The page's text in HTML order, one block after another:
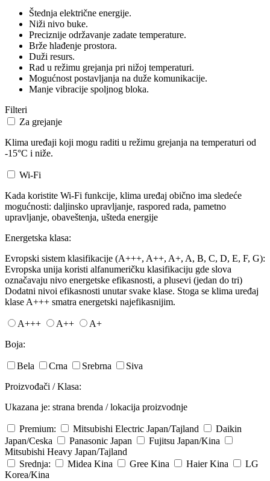
Štednja električne energije.
Niži nivo buke.
Preciznije održavanje zadate temperature.
Brže hlađenje prostora.
Duži resurs.
Rad u režimu grejanja pri nižoj temperaturi.
Mogućnost postavljanja na duže komunikacije.
Manje vibracije spoljnog bloka.
Filteri
Za grejanje
Klima uređaji koji mogu raditi u režimu grejanja na temperaturi od
-15°C i niže.
Wi-Fi
Kada koristite Wi-Fi funkcije, klima uređaj obično ima sledeće
mogućnosti: daljinsko upravljanje, raspored rada, pametno
upravljanje, obaveštenja, ušteda energije
Energetska klasa:
Evropski sistem klasifikacije (A+++, A++, A+, A, B, C, D, E, F, G):
Evropska unija koristi alfanumeričku klasifikaciju gde slova
označavaju nivo energetske efikasnosti, a plusevi (jedan do tri)
Dodatni nivoi efikasnosti unutar svake klase. Stoga se klima uređaj
klase A+++ smatra energetski najefikasnijim.
A+++ A++
A+
Boja:
Bela Crna Srebrna
Siva
Proizvođači / Klasa:
Ukazana je: strana brenda / lokacija proizvodnje
Premium: Mitsubishi Electric Japan/Tajland
Daikin
Japan/Ceska
Panasonic Japan Fujitsu Japan/Kina
Mitsubishi Heavy Japan/Tajland
Srednja:
Midea Kina Gree Kina Haier Kina
LG
Korea/Kina